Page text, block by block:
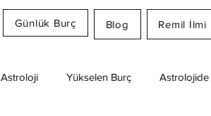
Günlük Burç Blog Remil İlmi
Astroloji Yükselen Burç Astrolojide